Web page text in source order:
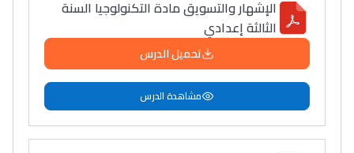
الإشهار والتسويق مادة التكنولوجيا السنة
الثالثة إعدادي
تحميل الدرس
مشاهدة الدرس